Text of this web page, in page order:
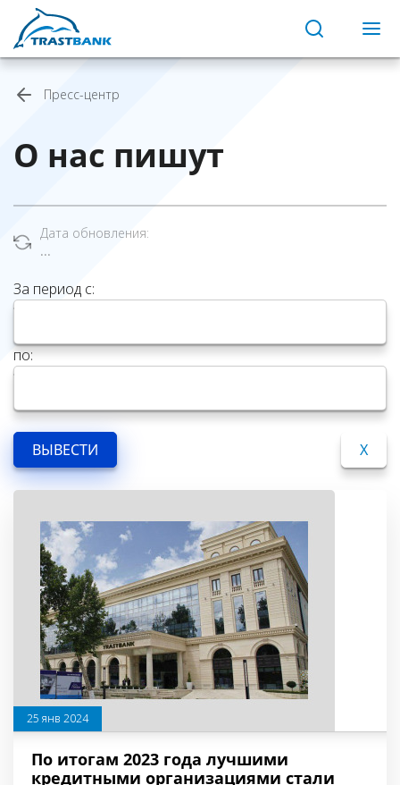
Пресс-центр
О нас пишут
Дата обновления:
...
За период с:
по:
X
25 янв 2024
По итогам 2023 года лучшими
кредитными организациями стали